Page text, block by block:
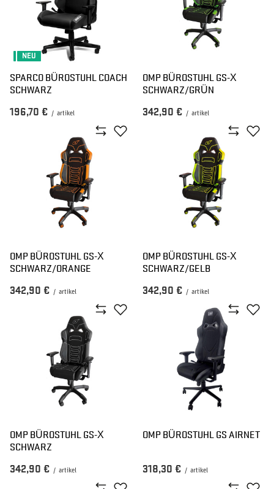
NEU
SPARCO BÜROSTUHL COACH
SCHWARZ
196,70 € / artikel
OMP BÜROSTUHL GS-X
SCHWARZ/GRÜN
342,90 € / artikel
OMP BÜROSTUHL GS-X
SCHWARZ/ORANGE
342,90 € / artikel
OMP BÜROSTUHL GS-X
SCHWARZ/GELB
342,90 € / artikel
OMP BÜROSTUHL GS-X
SCHWARZ
342,90 € / artikel
OMP BÜROSTUHL GS AIRNET
318,30 € / artikel